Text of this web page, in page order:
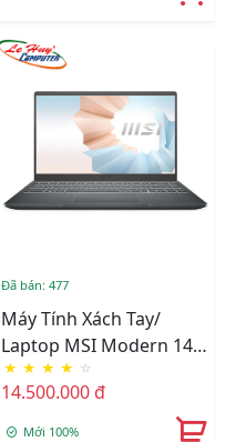
Đã bán: 477
Máy Tính Xách Tay/
Laptop MSI Modern 14
B11MOU 1033VN (i7-
1195G7/8GB/512GB/14"
FHD/Win11)
★ ★ ★ ★ ☆
14.500.000 đ
Mới 100%